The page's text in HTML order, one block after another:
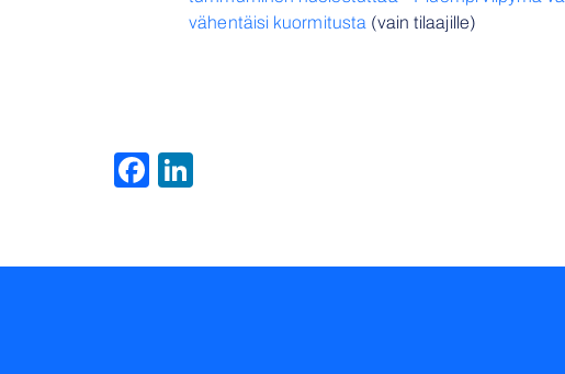
vähentäisi kuormitusta (vain tilaajille)
Facebook